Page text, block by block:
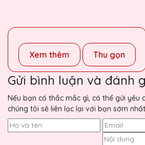
Xem thêm Thu gọn
Gửi bình luận và đánh
Nếu bạn có thắc mắc gì, có thể gửi yêu
chúng tôi sẽ liên lạc lại với bạn sớm